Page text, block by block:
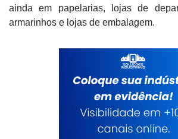
ainda em papelarias, lojas de
armarinhos e lojas de embalagem.